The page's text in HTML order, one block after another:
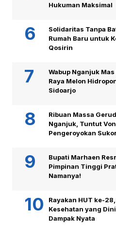
Hukuman Maksimal
Solidaritas Tanpa
Rumah Baru untuk
Qosirin
Wabup Nganjuk
Raya Melon
Sidoarjo
Ribuan Massa
Nganjuk, Tuntut
Pengeroyokan
Bupati Marhaen
Pimpinan Tinggi
Namanya!
Rayakan HUT ke-
Kesehatan yang
Dampak Nyata